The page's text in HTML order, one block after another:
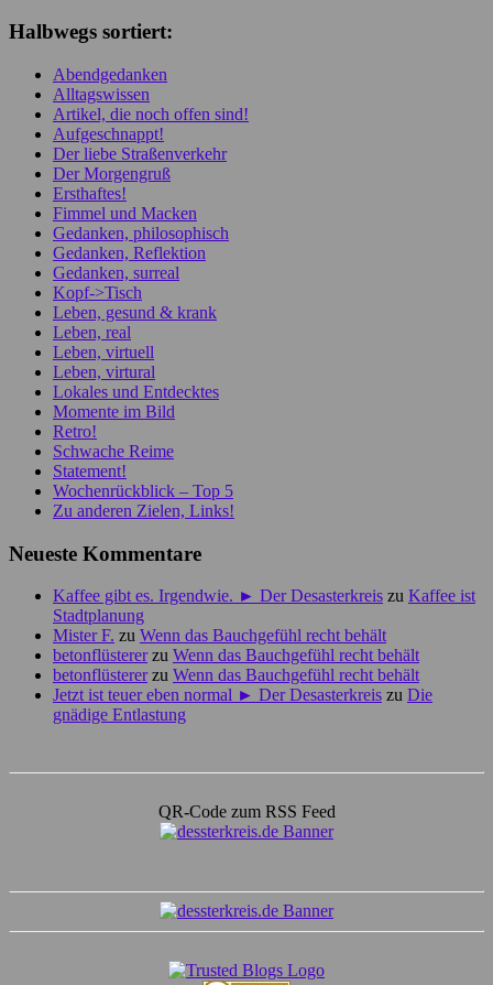
Halbwegs sortiert:
Abendgedanken
Alltagswissen
Artikel, die noch offen sind!
Aufgeschnappt!
Der liebe Straßenverkehr
Der Morgengruß
Ersthaftes!
Fimmel und Macken
Gedanken, philosophisch
Gedanken, Reflektion
Gedanken, surreal
Kopf->Tisch
Leben, gesund & krank
Leben, real
Leben, virtuell
Leben, virtural
Lokales und Entdecktes
Momente im Bild
Retro!
Schwache Reime
Statement!
Wochenrückblick – Top 5
Zu anderen Zielen, Links!
Neueste Kommentare
Kaffee gibt es. Irgendwie. ► Der Desasterkreis zu Kaffee ist
Stadtplanung
Mister F. zu Wenn das Bauchgefühl recht behält
betonflüstererzu Wenn das Bauchgefühl recht behält
betonflüstererzu Wenn das Bauchgefühl recht behält
Jetzt ist teuer eben normal ► Der Desasterkreis zu Die
gnädige Entlastung
QR-Code zum RSS Feed